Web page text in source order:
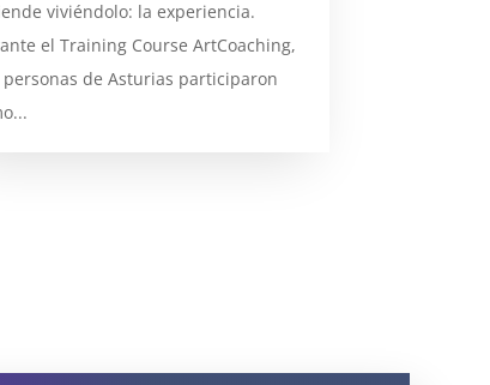
viviéndolo: la experiencia.
el Training Course ArtCoaching,
personas de Asturias participaron